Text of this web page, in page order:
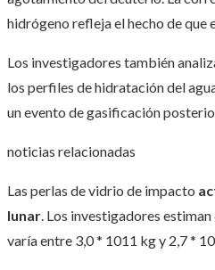
hidrógeno refleja el hecho de que
Los investigadores también
los perfiles de hidratación del
un evento de gasificación
noticias relacionadas
Las perlas de vidrio de impacto
lunar. Los investigadores
varía entre 3,0 * 1011 kg y 2,7 ​​*